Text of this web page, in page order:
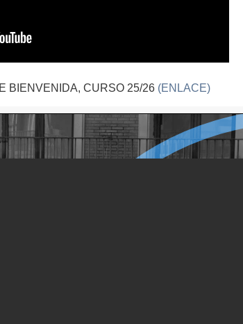
BIENVENIDA, CURSO 25/26 (ENLACE)